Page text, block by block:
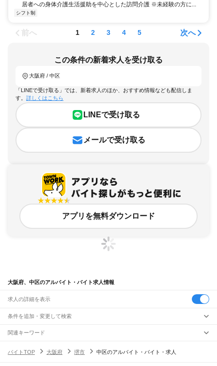
居者への身体介護生活援助を中心とした訪問介護 ※未経験の方に...
シフト制
前へ 1 2 3 4 5 次へ
この条件の新着求人を受け取る
大阪府 / 中区
「LINEで受け取る」では、新着求人のほか、おすすめ情報なども配信しま
す。 詳しくはこちら
LINEで受け取る
メールで受け取る
アプリを無料ダウンロード
大阪府、中区のアルバイト・バイト求人情報
求人の詳細を表示
条件を追加・変更して検索
市区町村を追加・変更
大阪府すべて
駅を追加・変更
関連キーワード
大阪府 堺市 中区 木曽路 大阪府 堺市 中区 関西エリア
バイトTOP 大阪府 堺市 中区のアルバイト・バイト・求人